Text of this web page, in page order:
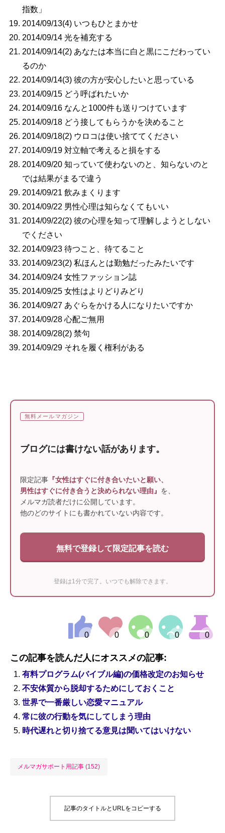
指数」
2014/09/13(4) いつもひとまかせ
2014/09/14 光を補充する
2014/09/14(2) あなたは本当に白と黒にこだわってい
るのか
2014/09/14(3) 彼の方が安心したいと思っている
2014/09/15 どう呼ばれたいか
2014/09/16 なんと1000件も送りつけています
2014/09/18 どう接してもらうかを決めること
2014/09/18(2) ウロコは使い捨ててください
2014/09/19 対立軸で考えると損をする
2014/09/20 知っていて使わないのと、知らないのと
では結果がまるで違う
2014/09/21 飲みまくります
2014/09/22 男性心理は知らなくてもいい
2014/09/22(2) 彼の心理を知って理解しようとしない
でください
2014/09/23 待つこと、待てること
2014/09/23(2) 私ほんとは勤勉だったみたいです
2014/09/24 女性ファッション誌
2014/09/25 女性はよりどりみどり
2014/09/27 あぐらをかける人になりたいですか
2014/09/28 心配ご無用
2014/09/28(2) 禁句
2014/09/29 それを履く権利がある
無料メールマガジン
ブログには書けない話があります。
限定記事 『女性はすぐに付き合いたいと願い、
男性はすぐに付き合うと決められない理由』 を、
メルマガ読者だけに公開しています。
他のどのサイトにも書かれていない内容です。
無料で登録して限定記事を読む
登録は1分で完了。いつでも解除できます。
この記事を読んだ人にオススメの記事:
有料プログラム(バイブル編)の価格改定のお知らせ
不安体質から脱却するためにしておくこと
世界で一番厳しい恋愛マニュアル
常に彼の行動を気にしてしまう理由
時代遅れと切り捨てる意見は聞いてはいけない
メルマガサポート用記事 (152)
記事のタイトルとURLをコピーする